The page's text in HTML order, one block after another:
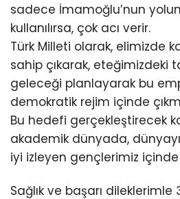
sadece İmamoğlu’nun
kullanılırsa, çok acı verir.
Türk Milleti olarak, elimizde
sahip çıkarak, eteğimizdeki
geleceği planlayarak bu
demokratik rejim içinde
Bu hedefi gerçekleştirecek
akademik dünyada,
iyi izleyen gençlerimiz
Sağlık ve başarı